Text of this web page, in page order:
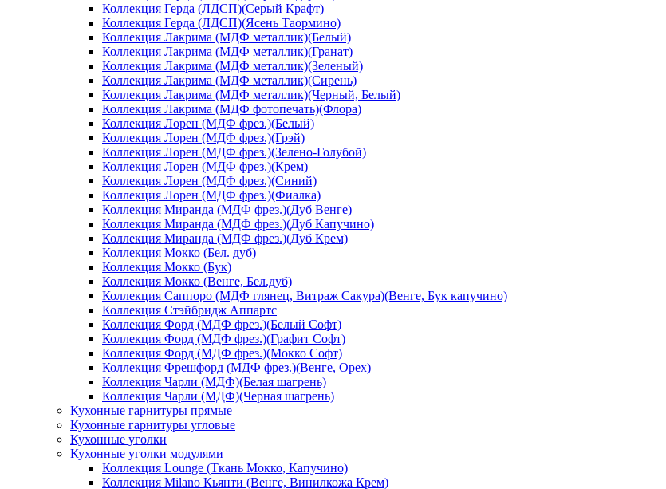
Коллекция Герда (ЛДСП)(Серый Крафт)
Коллекция Герда (ЛДСП)(Ясень Таормино)
Коллекция Лакрима (МДФ металлик)(Белый)
Коллекция Лакрима (МДФ металлик)(Гранат)
Коллекция Лакрима (МДФ металлик)(Зеленый)
Коллекция Лакрима (МДФ металлик)(Сирень)
Коллекция Лакрима (МДФ металлик)(Черный, Белый)
Коллекция Лакрима (МДФ фотопечать)(Флора)
Коллекция Лорен (МДФ фрез.)(Белый)
Коллекция Лорен (МДФ фрез.)(Грэй)
Коллекция Лорен (МДФ фрез.)(Зелено-Голубой)
Коллекция Лорен (МДФ фрез.)(Крем)
Коллекция Лорен (МДФ фрез.)(Синий)
Коллекция Лорен (МДФ фрез.)(Фиалка)
Коллекция Миранда (МДФ фрез.)(Дуб Венге)
Коллекция Миранда (МДФ фрез.)(Дуб Капучино)
Коллекция Миранда (МДФ фрез.)(Дуб Крем)
Коллекция Мокко (Бел. дуб)
Коллекция Мокко (Бук)
Коллекция Мокко (Венге, Бел.дуб)
Коллекция Саппоро (МДФ глянец, Витраж Сакура)(Венге, Бук капучино)
Коллекция Стэйбридж Аппартс
Коллекция Форд (МДФ фрез.)(Белый Софт)
Коллекция Форд (МДФ фрез.)(Графит Софт)
Коллекция Форд (МДФ фрез.)(Мокко Софт)
Коллекция Фрешфорд (МДФ фрез.)(Венге, Орех)
Коллекция Чарли (МДФ)(Белая шагрень)
Коллекция Чарли (МДФ)(Черная шагрень)
Кухонные гарнитуры прямые
Кухонные гарнитуры угловые
Кухонные уголки
Кухонные уголки модулями
Коллекция Lounge (Ткань Мокко, Капучино)
Коллекция Milano Кьянти (Венге, Винилкожа Крем)